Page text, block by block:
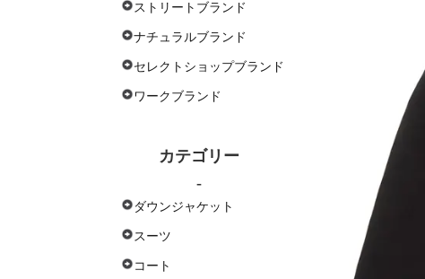
ストリートブランド
ナチュラルブランド
セレクトショップブランド
ワークブランド
カテゴリー
-
ダウンジャケット
スーツ
コート